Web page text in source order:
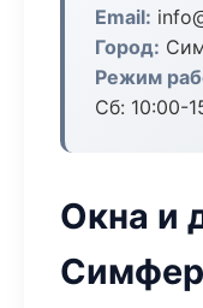
Email:
Город:
Режим
Сб: 10:00-
Окна и